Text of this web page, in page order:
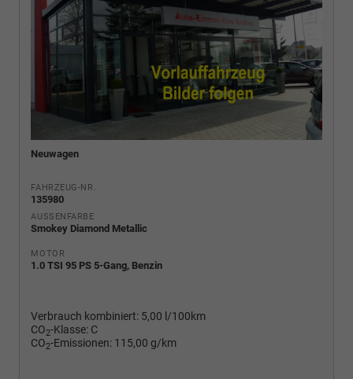
Neuwagen
FAHRZEUG-NR.
135980
AUSSENFARBE
Smokey Diamond Metallic
MOTOR
1.0 TSI 95 PS 5-Gang, Benzin
Verbrauch kombiniert: 5,00 l/100km
CO2-Klasse: C
CO2-Emissionen: 115,00 g/km